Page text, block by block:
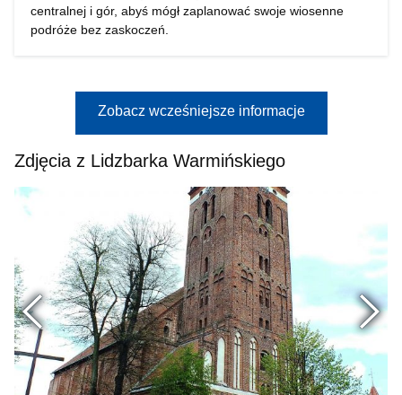
centralnej i gór, abyś mógł zaplanować swoje wiosenne
podróże bez zaskoczeń.
Zobacz wcześniejsze informacje
Zdjęcia z Lidzbarka Warmińskiego
Poprzednie